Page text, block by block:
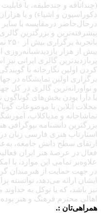
(چنداتاقه و چندطبقه، با
دکوراسیون و اشیاء) و با
درحال‌حاضر درمقایسه با سایر
پیشرفته‌ترین و بزرگترین
بیش از هزار
پربازدیدترین گالری ایرانی
کردن اولین نگارخانه با
برگزاری اولین نمایشگاه در
و نوآورانه‌ترین گالری در کل
با دارا بودن بخش‌های گوناگون
مجلات آنلاین با موضوعات
تماشاخانه و مدیاکلاب،
بزرگترین دانشنامه بیوگرافی
استارتاپ هنری فارسی زبان
ارتقای سطح دانش جامعه،
فعال در عرصهٔ هنر ایران
علاوه‌بر تمامی این موارد، با
در جهت حمایت از هنرمندان
ایشان ارائه می‌دهد، توانسته
نیز باشد، که با توکل به
اهالی محترم فرهنگ و هنر
همراهی‌تان :.